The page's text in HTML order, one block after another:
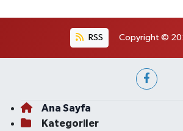
RSS Copyright ©
Ana Sayfa
Kategoriler